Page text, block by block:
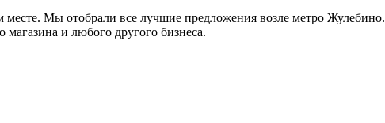
Мы отобрали все лучшие предложения возле метро Жулебино.
и любого другого бизнеса.